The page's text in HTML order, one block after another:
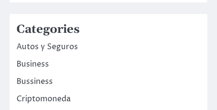
Categories
Autos y Seguros
Business
Bussiness
Criptomoneda